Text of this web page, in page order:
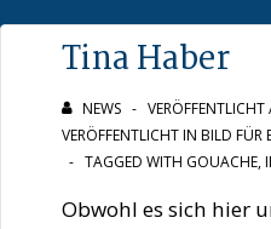
Tina Haber
NEWS VERÖFFENTLICHT
VERÖFFENTLICHT IN BILD FÜR
TAGGED WITH GOUACHE,
Obwohl es sich hier